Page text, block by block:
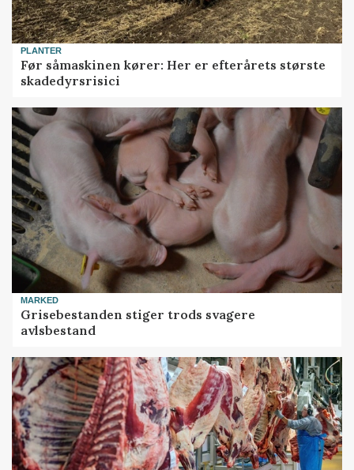
PLANTER
Før såmaskinen kører: Her er efterårets største
skadedyrsrisici
MARKED
Grisebestanden stiger trods svagere
avlsbestand